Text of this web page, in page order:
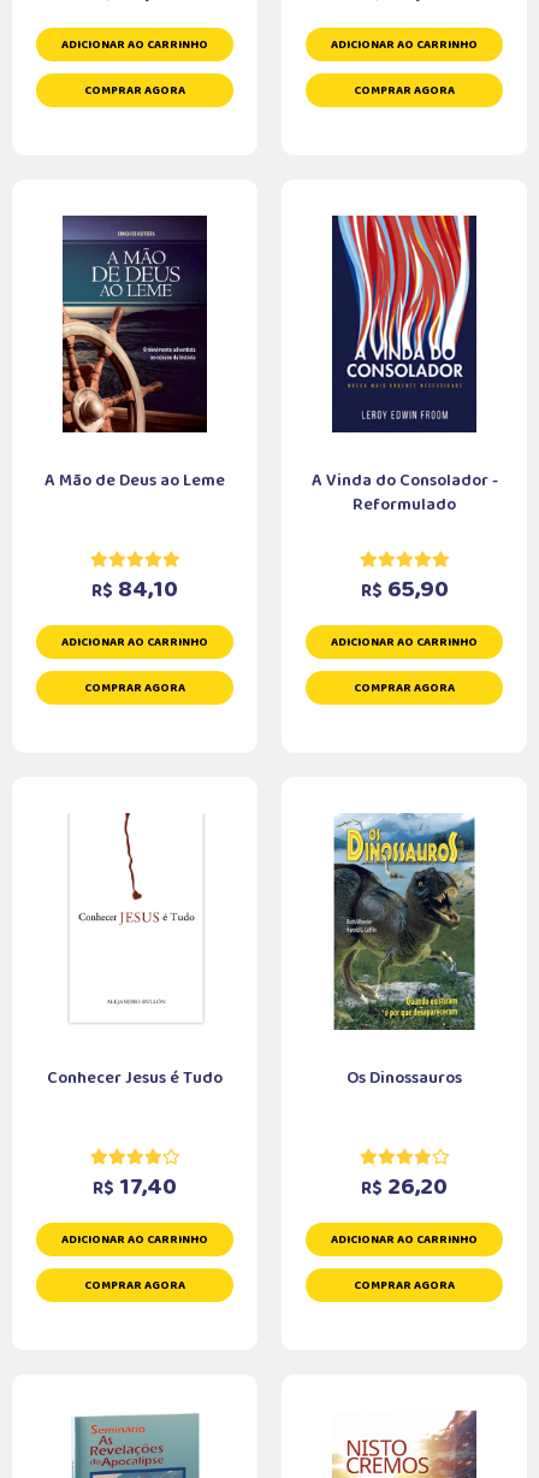
ADICIONAR AO CARRINHO
COMPRAR AGORA
ADICIONAR AO CARRINHO
COMPRAR AGORA
A Mão de Deus ao Leme
R$ 84,10
ADICIONAR AO CARRINHO
COMPRAR AGORA
A Vinda do Consolador -
Reformulado
R$ 65,90
ADICIONAR AO CARRINHO
COMPRAR AGORA
Conhecer Jesus é Tudo
R$ 17,40
ADICIONAR AO CARRINHO
COMPRAR AGORA
Os Dinossauros
R$ 26,20
ADICIONAR AO CARRINHO
COMPRAR AGORA